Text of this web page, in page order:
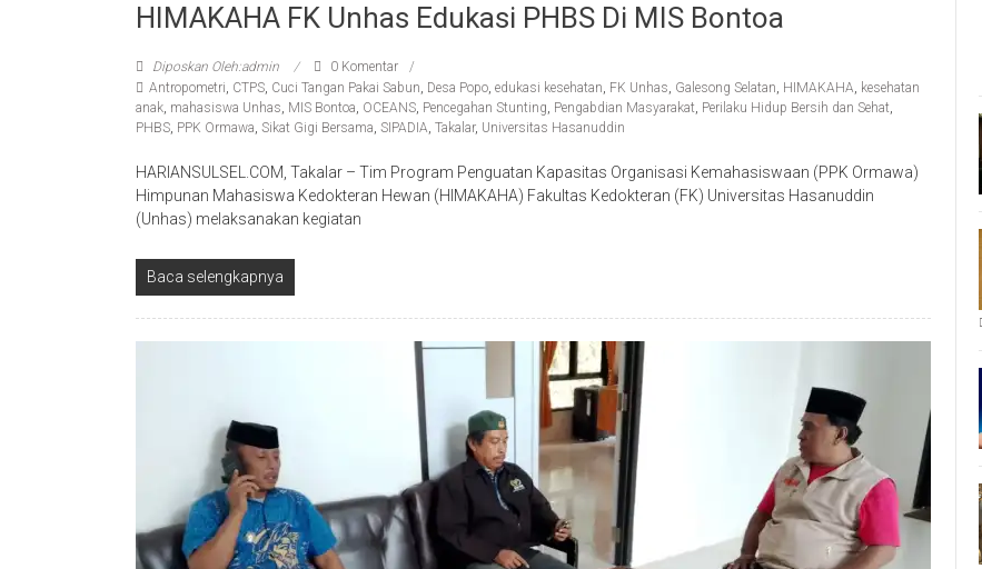
HIMAKAHA FK Unhas Edukasi PHBS Di MIS Bontoa
Diposkan Oleh:admin
0 Komentar
Antropometri, CTPS, Cuci Tangan Pakai Sabun, Desa Popo, edukasi kesehatan, FK Unhas, Galesong Selatan, HIMAKAHA, kesehatan
anak, mahasiswa Unhas, MIS Bontoa, OCEANS, Pencegahan Stunting, Pengabdian Masyarakat, Perilaku Hidup Bersih dan Sehat,
PHBS, PPK Ormawa, Sikat Gigi Bersama, SIPADIA, Takalar, Universitas Hasanuddin
HARIANSULSEL.COM, Takalar – Tim Program Penguatan Kapasitas Organisasi Kemahasiswaan (PPK Ormawa)
Himpunan Mahasiswa Kedokteran Hewan (HIMAKAHA) Fakultas Kedokteran (FK) Universitas Hasanuddin
(Unhas) melaksanakan kegiatan
Baca selengkapnya